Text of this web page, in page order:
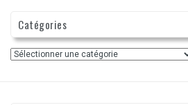
Catégories
Catégories